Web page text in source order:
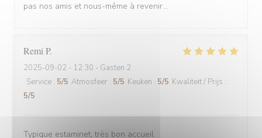
pas nos amis et nous-même à revenir...
Remi P
2025-09-02 - 12:30 - Gasten 2
Service : 5/5 Atmosfeer : 5/5 Keuken : 5/5 Kwaliteit / Prijs :
5/5
Typique estaminet, très bon accueil